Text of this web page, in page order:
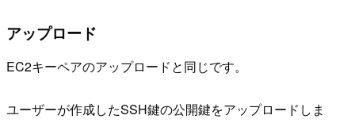
アップロード
EC2キーペアのアップロードと同じです。
ユーザーが作成したSSH鍵の公開鍵をアップロードしま